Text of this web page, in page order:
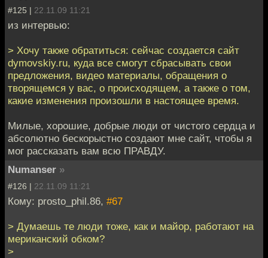
#125 | 22.11.09 11:21
из интервью:
> Хочу также обратиться: сейчас создается сайт
dymovskiy.ru, куда все смогут сбрасывать свои
предложения, видео материалы, обращения о
творящемся у вас, о происходящем, а также о том,
какие изменения произошли в настоящее время.
Милые, хорошие, добрые люди от чистого сердца и
абсолютно бескорыстно создают мне сайт, чтобы я
мог рассказать вам всю ПРАВДУ.
Numanser »
#126 | 22.11.09 11:21
Кому: prosto_phil.86, #67
> Думаешь те люди тоже, как и майор, работают на
мериканский обком?
>